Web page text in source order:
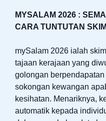
MYSALAM 2026 :
CARA TUNTUTAN
mySalam 2026 ialah
tajaan kerajaan yang
golongan
sokongan kewangan
kesihatan. Menariknya,
automatik kepada